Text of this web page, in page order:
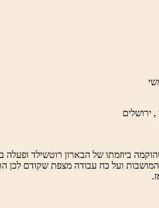
ירושלים
של הבארון רוטשילד ופעלה בין השנים
ועל כח עבודה מצפת שקודם לכן